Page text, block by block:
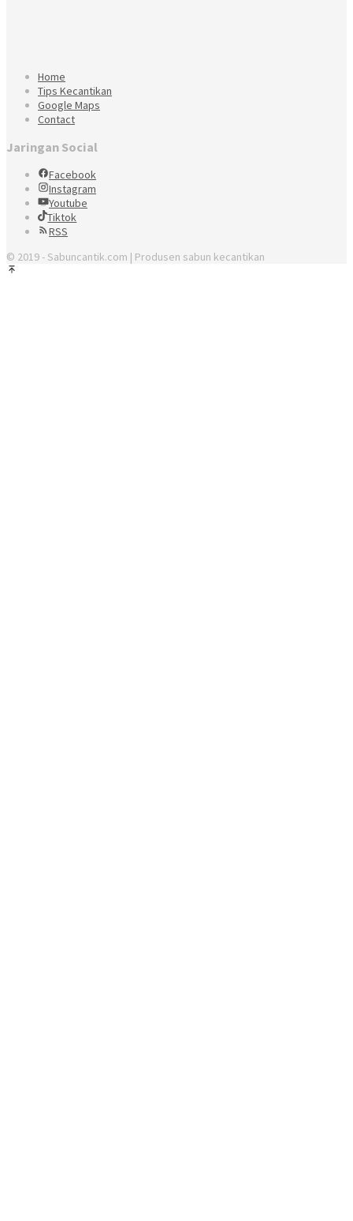
Home
Tips Kecantikan
Google Maps
Contact
Jaringan Social
Facebook
Instagram
Youtube
Tiktok
RSS
© 2019 - Sabuncantik.com | Produsen sabun kecantikan